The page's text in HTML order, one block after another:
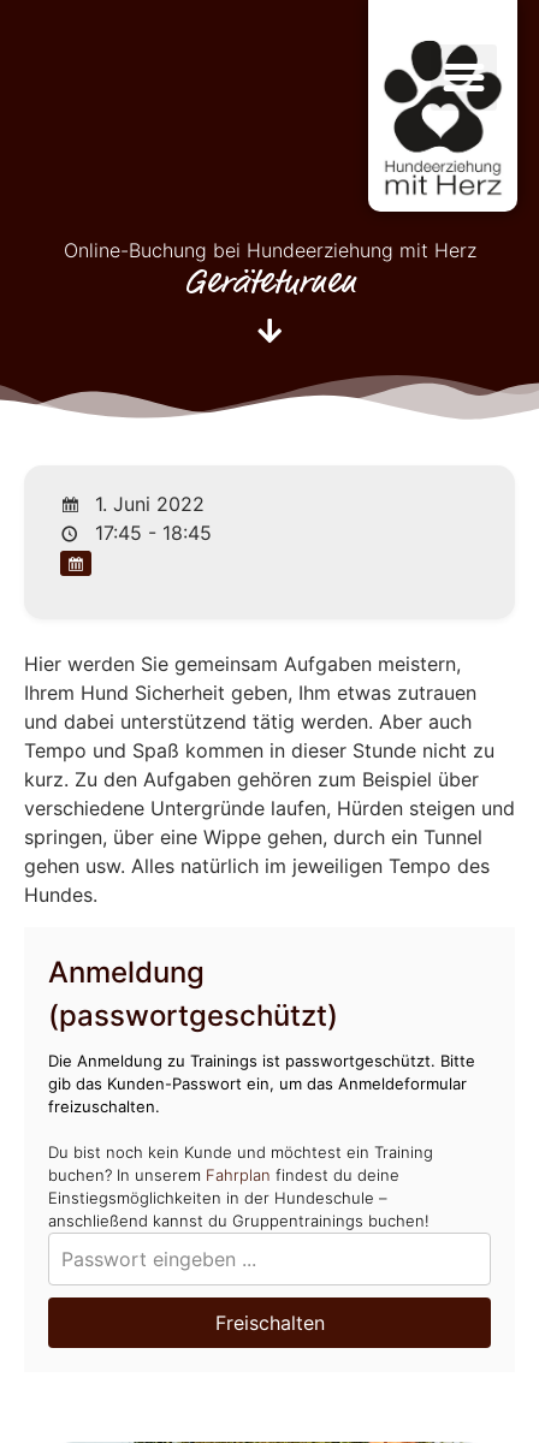
Online-Buchung bei Hundeerziehung mit Herz
Geräteturnen
1. Juni 2022
17:45 - 18:45
Hier werden Sie gemeinsam Aufgaben meistern,
Ihrem Hund Sicherheit geben, Ihm etwas zutrauen
und dabei unterstützend tätig werden. Aber auch
Tempo und Spaß kommen in dieser Stunde nicht zu
kurz. Zu den Aufgaben gehören zum Beispiel über
verschiedene Untergründe laufen, Hürden steigen und
springen, über eine Wippe gehen, durch ein Tunnel
gehen usw. Alles natürlich im jeweiligen Tempo des
Hundes.
Anmeldung
(passwortgeschützt)
Die Anmeldung zu Trainings ist passwortgeschützt. Bitte
gib das Kunden-Passwort ein, um das Anmeldeformular
freizuschalten.
Du bist noch kein Kunde und möchtest ein Training
buchen? In unserem Fahrplan findest du deine
Einstiegsmöglichkeiten in der Hundeschule –
anschließend kannst du Gruppentrainings buchen!
Freischalten